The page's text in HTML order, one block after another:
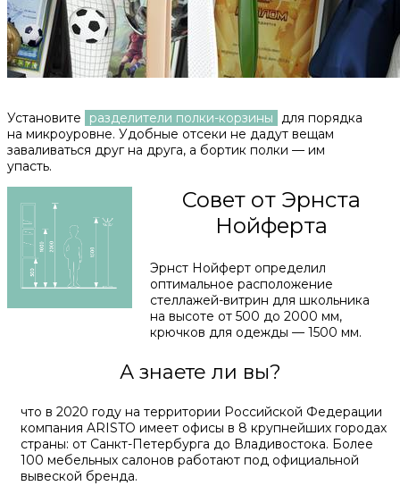
Установите разделители полки-корзины
для порядка
на микроуровне. Удобные отсеки не дадут вещам
заваливаться друг на друга, а бортик полки — им
упасть.
Совет от Эрнста
Нойферта
Эрнст Нойферт определил
оптимальное расположение
стеллажей-витрин для школьника
на высоте от 500 до 2000 мм,
крючков для одежды — 1500 мм.
А знаете ли вы?
что в 2020 году на территории Российской Федерации
компания ARISTO имеет офисы в 8 крупнейших городах
страны: от Санкт-Петербурга до Владивостока. Более
100 мебельных салонов работают под официальной
вывеской бренда.